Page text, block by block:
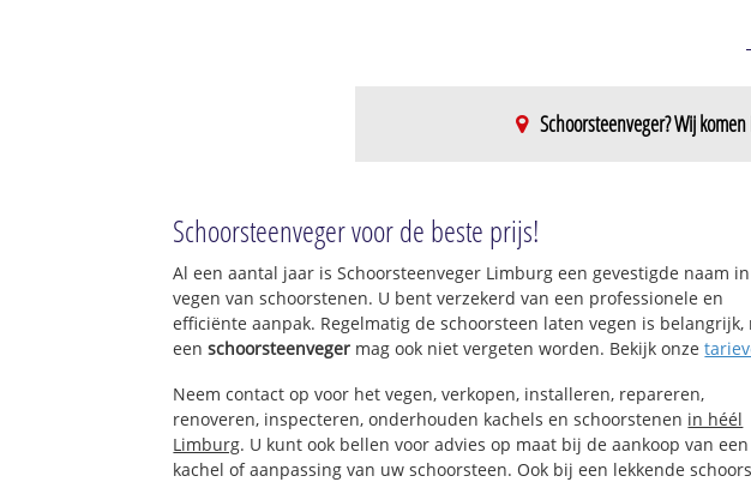
Schoorsteenveger? Wij
Langehorst-Zelder
Schoorsteenveger voor de beste prijs!
Al een aantal jaar is Schoorsteenveger Limburg een gevestigde naam
vegen van schoorstenen. U bent verzekerd van een professionele en
efficiënte aanpak. Regelmatig de schoorsteen laten vegen is belangrijk,
eenschoorsteenveger mag ook niet vergeten worden. Bekijk onze
Neem contact op voor het vegen, verkopen, installeren, repareren,
renoveren, inspecteren, onderhouden kachels en schoorstenen in héél
Limburg. U kunt ook bellen voor advies op maat bij de aankoop van een
kachel of aanpassing van uw schoorsteen. Ook bij een lekkende